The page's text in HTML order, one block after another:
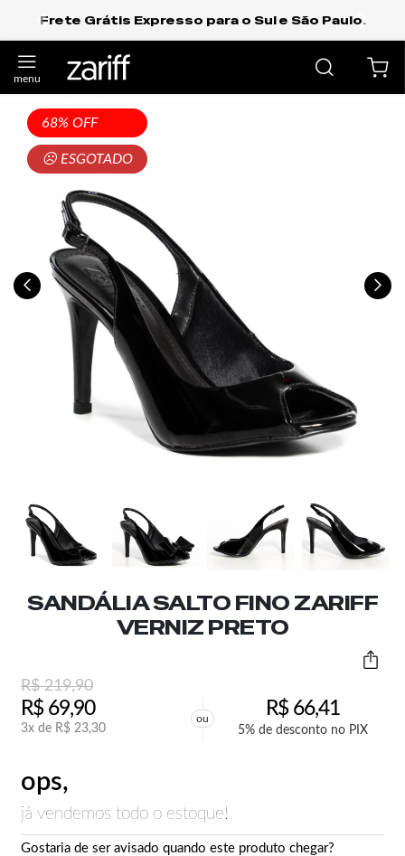
Sul e São Paulo.
PIX.
68% OFF
☹ ESGOTADO
SANDÁLIA SALTO FINO ZARIFF
VERNIZ PRETO
R$219,90
R$69,90
3x de R$ 23,30
ou R$66,41
5% de desconto no PIX
ops,
já vendemos todo o estoque!
Gostaria de ser avisado quando este produto chegar?